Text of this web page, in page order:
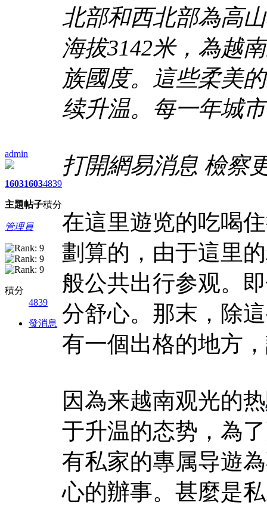
admin
1603
主題
1603
帖子
4839
積分
管理員
積分
4839
發消息
北部和西北部為高
海拔3142米，為越
族國度。這些柔美
续升温。每一年城
打開網易消息 檢察
在這里遊览的吃喝
劃算的，由于這里
般公共出行参观。
分舒心。那末，除
有一個出格的地方
因為来越南观光的热
于升温的态势，為
有私家的專属导遊
心的辦事。甚麼是